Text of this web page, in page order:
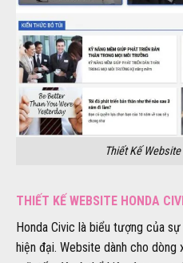
Thiết Kế
THIẾT KẾ WEBSITE HONDA
Honda Civic là biểu tượng của
hiện đại. Website dành cho